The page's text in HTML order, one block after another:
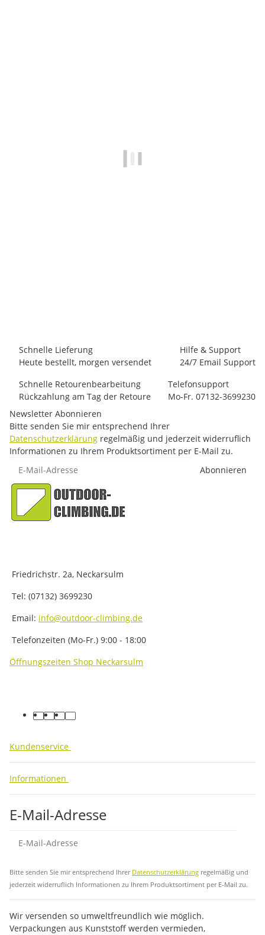
Schnelle Lieferung
Heute bestellt, morgen versendet
Hilfe & Support
24/7 Email Support
Schnelle Retourenbearbeitung
Rückzahlung am Tag der Retoure
Telefonsupport
Mo-Fr. 07132-3699230
Newsletter Abonnieren
Bitte senden Sie mir entsprechend Ihrer
Datenschutzerklärung regelmäßig und jederzeit widerruflich
Informationen zu Ihrem Produktsortiment per E-Mail zu.
Abonnieren
Friedrichstr. 2a, Neckarsulm
Tel: (07132) 3699230
Email: info@outdoor-climbing.de
Telefonzeiten (Mo-Fr.) 9:00 - 18:00
Öffnungszeiten Shop Neckarsulm
facebook
youtube
instagram
tiktok
Kundenservice
Informationen
E-Mail-Adresse
Bitte senden Sie mir entsprechend Ihrer Datenschutzerklärung regelmäßig und
jederzeit widerruflich Informationen zu Ihrem Produktsortiment per E-Mail zu.
Wir versenden so umweltfreundlich wie möglich.
Verpackungen aus Kunststoff werden vermieden,